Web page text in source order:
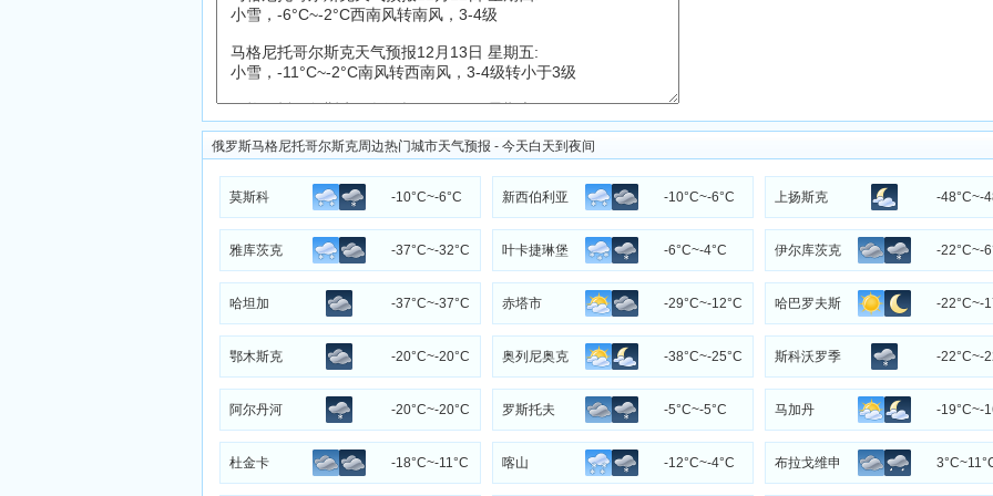
俄罗斯马格尼托哥尔斯克周边热门城市天气预报 - 今天白天到夜间
莫斯科 -10°C~-6°C 新西伯利亚 -10°C~-6°C 上扬斯克 -48°C~-
雅库茨克 -37°C~-32°C 叶卡捷琳堡 -6°C~-4°C 伊尔库茨克 -22°C~-
哈坦加 -37°C~-37°C 赤塔市 -29°C~-12°C 哈巴罗夫斯 -22°C~-
鄂木斯克 -20°C~-20°C 奥列尼奥克 -38°C~-25°C 斯科沃罗季 -22°C~-
阿尔丹河 -20°C~-20°C 罗斯托夫 -5°C~-5°C 马加丹 -19°C~-
杜金卡 -18°C~-11°C 喀山 -12°C~-4°C 布拉戈维申